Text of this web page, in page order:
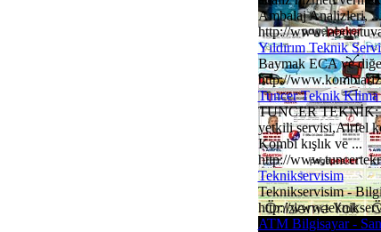
Ambalaj Analizleri, ...
http://
Yıldırım Teknik
Baymak ECA ve
http://
Tuncer Teknik
TUNCER TEKNİK;
yetkili servisi,Airfel
Kombi kışlık ve ...
http://
Teknikservisim
Teknikservisim -
http://
ATM Bilgisayar -